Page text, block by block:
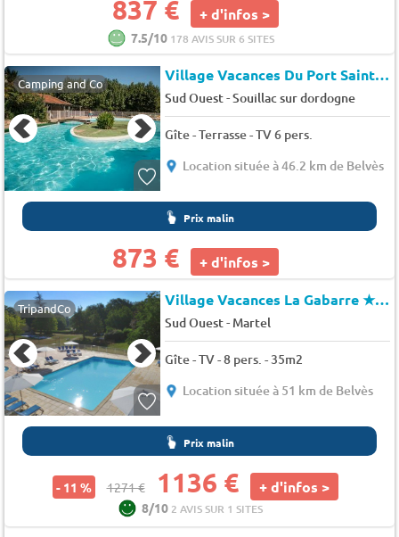
837 € + d'infos >
7.5/10 178 AVIS SUR 6 SITES
Camping and Co Village Vacances Du Port Saint Sozy
Sud Ouest-Souillac sur dordogne
Gîte - Terrasse - TV 6 pers.
Location située à 46.2 km de Belvès
Prix malin
873 € + d'infos >
TripandCo Village Vacances La Gabarre★★★
Sud Ouest- Martel
Gîte - TV - 8 pers. - 35m2
Location située à 51 km de Belvès
Prix malin
- 11 % 1271 € 1136 € + d'infos >
8/10 2 AVIS SUR 1 SITES